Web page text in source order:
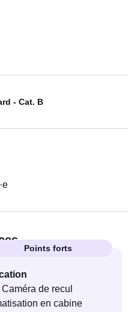
- Cat. B
Points forts
Caméra de recul
en cabine